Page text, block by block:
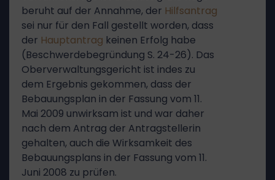
beruht auf der Annahme, der Hilfsantrag
sei nur für den Fall gestellt worden, dass
der Hauptantrag keinen Erfolg habe
(Beschwerdebegründung S. 24-26). Das
Oberverwaltungsgericht ist indes zu
dem Ergebnis gekommen, dass der
Bebauungsplan in der Fassung vom 11.
Mai 2009 unwirksam ist und war daher
nach dem Antrag der Antragstellerin
gehalten, auch die Wirksamkeit des
Bebauungsplans in der Fassung vom 11.
Juni 2008 zu prüfen.